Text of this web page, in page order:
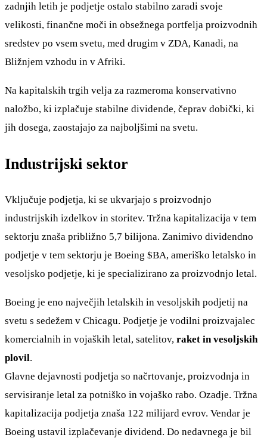
zadnjih letih je podjetje ostalo stabilno zaradi svoje
velikosti, finančne moči in obsežnega portfelja proizvodnih
sredstev po vsem svetu, med drugim v ZDA, Kanadi, na
Bližnjem vzhodu in v Afriki.
Na kapitalskih trgih velja za razmeroma konservativno
naložbo, ki izplačuje stabilne dividende, čeprav dobički, ki
jih dosega, zaostajajo za najboljšimi na svetu.
Industrijski sektor
Vključuje podjetja, ki se ukvarjajo s proizvodnjo
industrijskih izdelkov in storitev. Tržna kapitalizacija v tem
sektorju znaša približno 5,7 bilijona. Zanimivo dividendno
podjetje v tem sektorju je Boeing $BA, ameriško letalsko in
vesoljsko podjetje, ki je specializirano za proizvodnjo letal.
Boeing je eno največjih letalskih in vesoljskih podjetij na
svetu s sedežem v Chicagu. Podjetje je vodilni proizvajalec
komercialnih in vojaških letal, satelitov, raket in vesoljskih
plovil.
Glavne dejavnosti podjetja so načrtovanje, proizvodnja in
servisiranje letal za potniško in vojaško rabo. Ozadje. Tržna
kapitalizacija podjetja znaša 122 milijard evrov. Vendar je
Boeing ustavil izplačevanje dividend. Do nedavnega je bil